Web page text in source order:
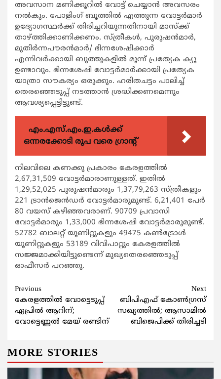
അവസാന മണിക്കൂറില്‍ വോട്ട് ചെയ്യാന്‍ അവസരം
നല്‍കും. പോളിംഗ് ബൂത്തില്‍ എത്തുന്ന വോട്ടര്‍മാര്‍
ഉദ്യോഗസ്ഥര്‍ക്ക് തിരിച്ചറിയുന്നതിനായി മാസ്ക്ക്
താഴ്ത്തിക്കാണിക്കണം. സ്ത്രീകള്‍, പുരുഷന്‍മാര്‍,
മുതിര്‍ന്നപൗരന്‍മാര്‍/ ഭിന്നശേഷിക്കാര്‍
എന്നിവര്‍ക്കായി ബൂത്തുകളില്‍ മൂന്ന് പ്രത്യേക ക്യൂ
ഉണ്ടാവും. ഭിന്നശേഷി വോട്ടര്‍മാര്‍ക്കായി പ്രത്യേക
യാത്രാ സൗകര്യം ഒരുക്കും. ഹരിതചട്ടം പാലിച്ച്
തെരഞ്ഞെടുപ്പ് നടത്താന്‍ ശ്രദ്ധിക്കണമെന്നും
ആവശ്യപ്പെട്ടിട്ടുണ്ട്.
എം.എസ്.എം.ഇ.കൾക്ക്
ഒന്നരക്കോടി രൂപ വരെ ഗ്രാന്റ്
നിലവിലെ കണക്കു പ്രകാരം കേരളത്തില്‍
2,67,31,509 വോട്ടര്‍മാരാണുള്ളത്. ഇതില്‍
1,29,52,025 പുരുഷന്‍മാരും 1,37,79,263 സ്ത്രീകളും
221 ട്രാന്‍ജെന്‍ഡര്‍ വോട്ടര്‍മാരുമുണ്ട്. 6,21,401 പേര്‍
80 വയസ് കഴിഞ്ഞവരാണ്. 90709 പ്രവാസി
വോട്ടര്‍മാരും 1,33,000 ഭിന്നശേഷി വോട്ടര്‍മാരുമുണ്ട്.
52782 ബാലറ്റ് യൂണിറ്റുകളും 49475 കണ്‍ട്രോള്‍
യൂണിറ്റുകളും 53189 വിവിപാറ്റും കേരളത്തില്‍
സജ്ജമാക്കിയിട്ടുണ്ടെന്ന് മുഖ്യതെരഞ്ഞെടുപ്പ്
ഓഫീസര്‍ പറഞ്ഞു.
Continue
Reading
Previous
കേരളത്തില്‍ വോട്ടെടുപ്പ്
ഏപ്രില്‍ ആറിന്;
വോട്ടെണ്ണല്‍ മേയ് രണ്ടിന്
Next
ബിപിഎഫ് കോണ്‍ഗ്രസ്
സഖ്യത്തില്‍; ആസാമില്‍
ബിജെപിക്ക് തിരിച്ചടി
MORE STORIES